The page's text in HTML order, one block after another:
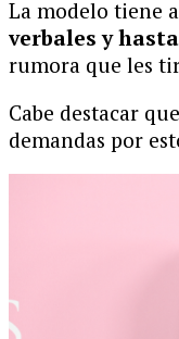
La modelo tiene
verbales y
rumora que les
Cabe destacar
demandas por